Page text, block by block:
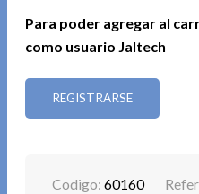
Para poder agregar al
como usuario Jaltech
REGISTRARSE
Codigo:60160